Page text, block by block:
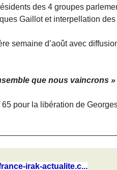
des 4 groupes
Gaillot et interpellation
semaine d’août avec
que nous vaincrons »
pour la libération de
irak-actualite.c...